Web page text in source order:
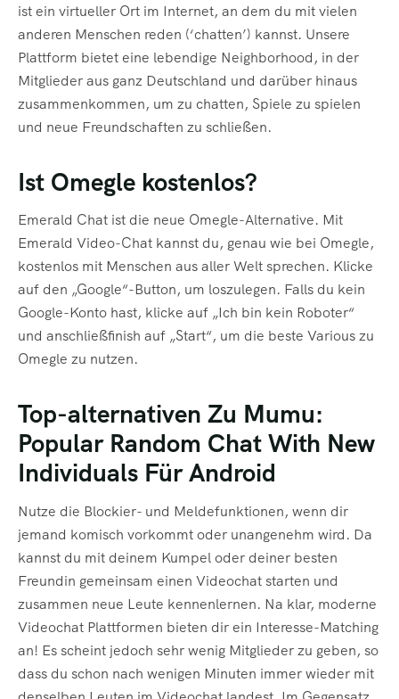
ist ein virtueller Ort im Internet, an dem du mit vielen
anderen Menschen reden (‘chatten’) kannst. Unsere
Plattform bietet eine lebendige Neighborhood, in der
Mitglieder aus ganz Deutschland und darüber hinaus
zusammenkommen, um zu chatten, Spiele zu spielen
und neue Freundschaften zu schließen.
Ist Omegle kostenlos?
Emerald Chat ist die neue Omegle-Alternative. Mit
Emerald Video-Chat kannst du, genau wie bei Omegle,
kostenlos mit Menschen aus aller Welt sprechen. Klicke
auf den „Google“-Button, um loszulegen. Falls du kein
Google-Konto hast, klicke auf „Ich bin kein Roboter“
und anschließfinish auf „Start“, um die beste Various zu
Omegle zu nutzen.
Top-alternativen Zu Mumu:
Popular Random Chat With New
Individuals Für Android
Nutze die Blockier- und Meldefunktionen, wenn dir
jemand komisch vorkommt oder unangenehm wird. Da
kannst du mit deinem Kumpel oder deiner besten
Freundin gemeinsam einen Videochat starten und
zusammen neue Leute kennenlernen. Na klar, moderne
Videochat Plattformen bieten dir ein Interesse-Matching
an! Es scheint jedoch sehr wenig Mitglieder zu geben, so
dass du schon nach wenigen Minuten immer wieder mit